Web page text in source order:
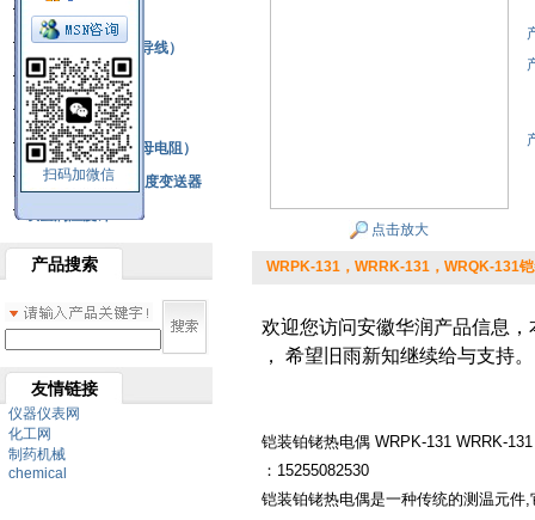
扫码加微信
压力式温度计
热电偶补偿电缆（导线）
振动传感器
热电阻
铂热电阻元件（云母电阻）
SBW系列一体化温度变送器
双金属温度计
产品搜索
友情链接
仪器仪表网
化工网
制药机械
chemical
点击放大
WRPK-131，WRRK-131，WRQK-131
欢迎您访问安徽华润产品信息
，
希望旧雨新知继续给与支持。
铠装铂铑热电偶 WRPK-131 WRRK-
：15255082530
铠装铂铑热电偶是一种传统的测温元件